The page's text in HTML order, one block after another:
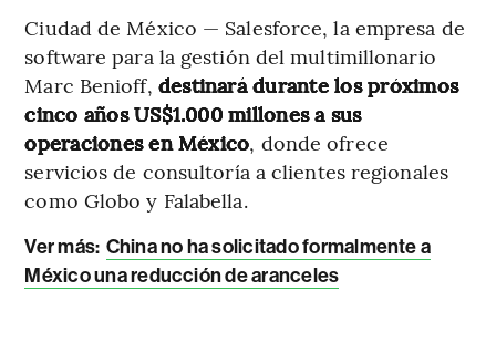
Ciudad de México — Salesforce, la empresa de
software para la gestión del multimillonario
Marc Benioff, destinará durante los próximos
cinco años US$1.000 millones a sus
operaciones en México, donde ofrece
servicios de consultoría a clientes regionales
como Globo y Falabella.
Ver más: China no ha solicitado formalmente a
México una reducción de aranceles